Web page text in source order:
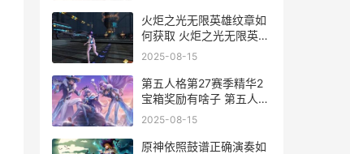
火炬之光无限英雄纹章如
何获取 火炬之光无限英雄
纹章
2025-08-15
第五人格第27赛季精华2
宝箱奖励有啥子 第五人格
第27赛季什么时候结束
2025-08-15
原神依照鼓谱正确演奏如